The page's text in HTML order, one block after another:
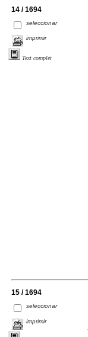
14 / 1694
seleccionar
imprimir
Text complet
15 / 1694
seleccionar
imprimir